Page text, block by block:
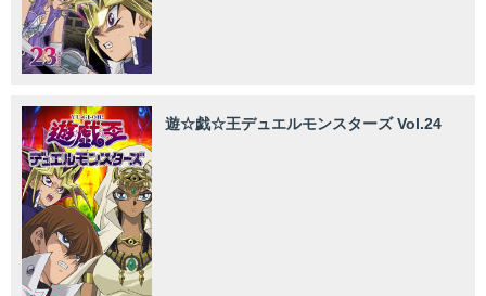
遊☆戯☆王デュエルモンスターズ Vol.24